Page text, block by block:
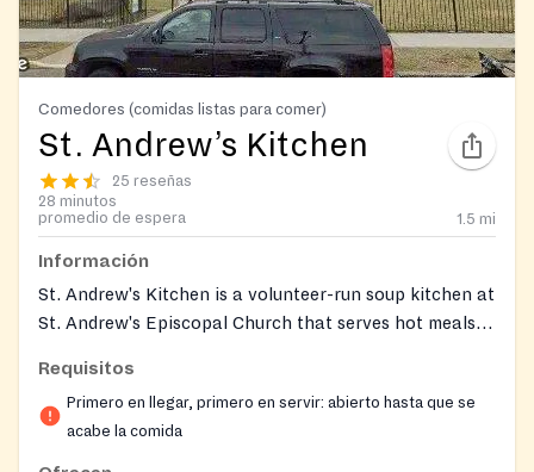
Comedores (comidas listas para comer)
St. Andrew’s Kitchen
25 reseñas
28 minutos
promedio de espera
1.5 mi
Información
St. Andrew's Kitchen is a volunteer-run soup kitchen at
St. Andrew's Episcopal Church that serves hot meals
collaboration with the Agatha House Foundation.
Both programs operate on the 2nd and 4th Saturdays
of each month. The kitchen is staffed by parishioners
and community volunteers, and new volunteers are
Requisitos
Primero en llegar, primero en servir: abierto hasta que se
acabe la comida